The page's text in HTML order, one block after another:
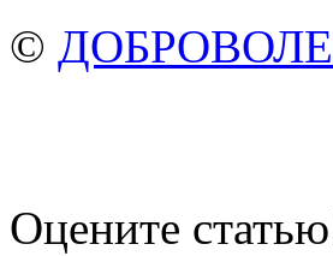
©
Оцените